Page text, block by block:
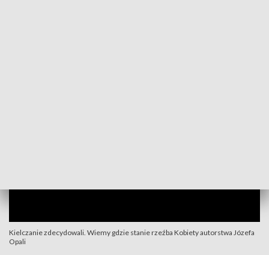
Kielczanie zdecydowali. Wiemy gdzie stanie rzeźba Kobiety autorstwa Józefa
Opali